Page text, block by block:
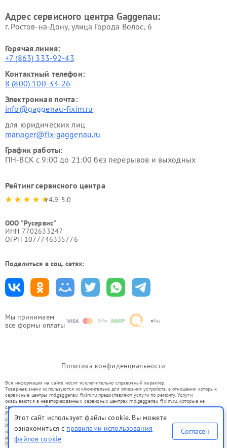
Мы принимаем
все формы оплаты
Адрес сервисного центра Gaggenau:
г. Ростов-на-Дону, улица Города Волос, 6
Горячая линия:
+7 (863) 333-92-43
Контактный телефон:
8 (800) 100-33-26
Электронная почта:
info@gaggenau-fixim.ru
для юридических лиц
manager@fix-gaggenau.ru
График работы:
ПН-ВСК с 9:00 до 21:00 без перерывов и выходных
Рейтинг сервисного центра
4.9-5.0
ООО "Русервис"
ИНН 7702633247
ОГРН 1077746335776
Поделиться в соц. сетях:
Политика конфиденциальности
Вся информация на сайте носит исключительно справочный характер.
Товарные знаки используются исключительно для описания устройств, в отношении которых
сервисные центры rnd.gaggenau-fixim.ru предоставляют услуги по ремонту. Услуги
оказываются в неавторизованных сервисных центрах rnd.gaggenau-fixim.ru, которые не
связаны с правообладателями товарных знаков или их официальными представителями.
Ремонт осуществляется для устройств, уже введенных в гражданский оборот в соответствии
со статьей 1487 ГК РФ.
Использование товарных знаков не преследует цели индивидуализации услуг или введения
потребителей в заблуждение, а служит для информирования о предоставляемых услугах по
ремонту техники указанных брендов.
Представленная на сайте информация не является публичной офертой, определяемой
Этот сайт использует файлы cookie. Вы можете
ознакомиться с правилами использования
файлов cookie
Согласен